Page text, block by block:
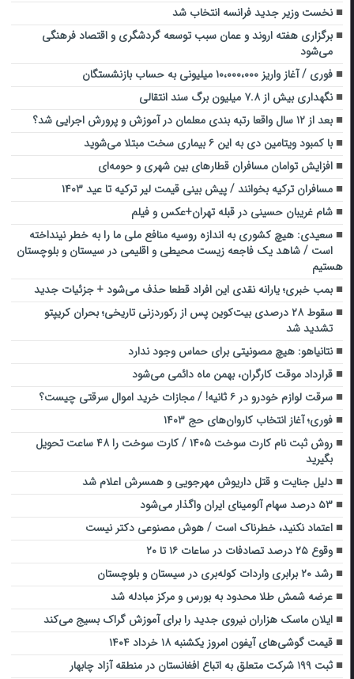
نخست وزیر جدید فرانسه انتخاب شد
برگزاری هفته اروند و عمان سبب توسعه گردشگری و اقتصاد فرهنگی
می‌شود
فوری / آغاز واریز ۱۰،۰۰۰،۰۰۰ میلیونی به حساب بازنشستگان
نگهداری بیش از ۷.۸ میلیون برگ سند انتقالی
بعد از ۱۲ سال واقعا رتبه بندی معلمان در آموزش و پرورش اجرایی شد؟
با کمبود ویتامین دی به این ۶ بیماری سخت مبتلا می‌شوید
افزایش توامان مسافران قطارهای بین شهری و حومه‌ای
مسافران ترکیه بخوانند / پیش بینی قیمت لیر ترکیه تا عید ۱۴۰۳
شام غریبان حسینی در قبله تهران+عکس و فیلم
سعیدی: هیچ کشوری به اندازه روسیه منافع ملی ما را به خطر نینداخته
است / شاهد یک فاجعه زیست محیطی و اقلیمی در سیستان و بلوچستان
هستیم
بمب خبری؛ یارانه نقدی این افراد قطعا حذف می‌شود + جزئیات جدید
سقوط ۲۸ درصدی بیت‌کوین پس از رکوردزنی تاریخی؛ بحران کریپتو
تشدید شد
نتانیاهو: هیچ مصونیتی برای حماس وجود ندارد
قرارداد موقت کارگران، بهمن ماه دائمی می‌شود
سرقت لوازم خودرو در ۶ ثانیه! / مجازات خرید اموال سرقتی چیست؟
فوری؛ آغاز انتخاب کاروان‌های حج ۱۴۰۳
روش ثبت نام کارت سوخت ۱۴۰۵ / کارت سوخت را ۴۸ ساعت تحویل
بگیرید
دلیل جنایت و قتل داریوش مهرجویی و همسرش اعلام شد
۵۳ درصد سهام آلومینای ایران واگذار می‌شود
اعتماد نکنید، خطرناک است / هوش مصنوعی دکتر نیست
وقوع ۲۵ درصد تصادفات در ساعات ۱۶ تا ۲۰
رشد ۲۰ برابری واردات کوله‌بری در سیستان و بلوچستان
عرضه شمش طلا محدود به بورس و مرکز مبادله شد
ایلان ماسک هزاران نیروی جدید را برای آموزش گراک بسیج می‌کند
قیمت گوشی‌های آیفون امروز یکشنبه ۱۸ خرداد ۱۴۰۴
ثبت ۱۹۹ شرکت متعلق به اتباع افغانستان در منطقه آزاد چابهار